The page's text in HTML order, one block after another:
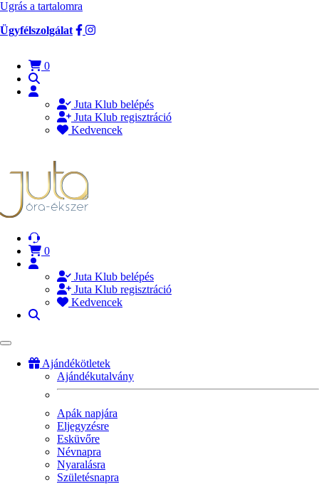
Ugrás a tartalomra
Ügyfélszolgálat
0
Juta Klub belépés
Juta Klub regisztráció
Kedvencek
0
Juta Klub belépés
Juta Klub regisztráció
Kedvencek
Ajándékötletek
Ajándékutalvány
Apák napjára
Eljegyzésre
Esküvőre
Névnapra
Nyaralásra
Születésnapra